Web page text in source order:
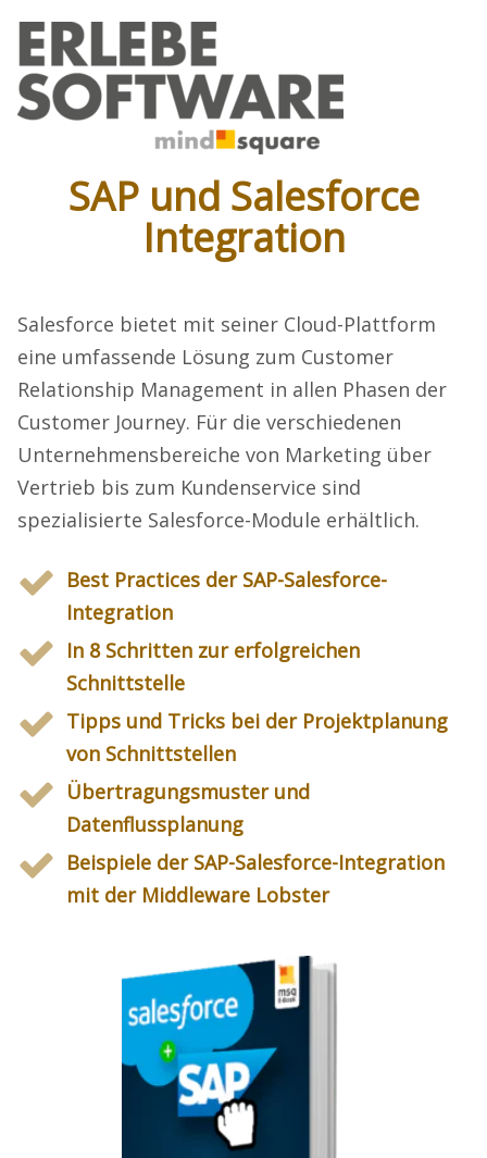
SAP und Salesforce
Integration
Salesforce bietet mit seiner Cloud-Plattform
eine umfassende Lösung zum Customer
Relationship Management in allen Phasen der
Customer Journey. Für die verschiedenen
Unternehmensbereiche von Marketing über
Vertrieb bis zum Kundenservice sind
spezialisierte Salesforce-Module erhältlich.
Best Practices der SAP-Salesforce-
Integration
In 8 Schritten zur erfolgreichen
Schnittstelle
Tipps und Tricks bei der Projektplanung
von Schnittstellen
Übertragungsmuster und
Datenflussplanung
Beispiele der SAP-Salesforce-Integration
mit der Middleware Lobster